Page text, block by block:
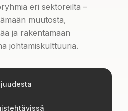
eri sektoreilta –
muutosta,
ja rakentamaan
johtamiskulttuuria.